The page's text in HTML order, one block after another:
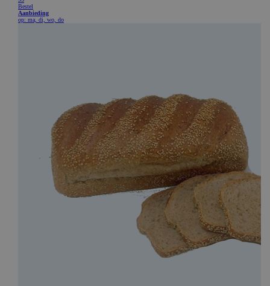
ASP.NET_SessionId
Microsoft Corporation
webshop.bakkerijde7heerlijkheden.nl